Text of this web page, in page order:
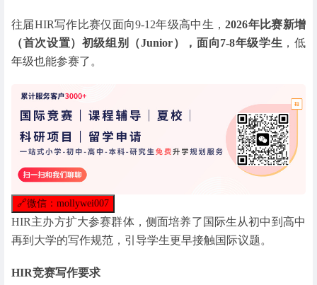
往届HIR写作比赛仅面向9-12年级高中生，2026年比赛新增
（首次设置）初级组别（Junior），面向7-8年级学生 ，低
年级也能参赛了。
🔗微信：mollywei007
HIR主办方扩大参赛群体，侧面培养了国际生从初中到高中
再到大学的写作规范，引导学生更早接触国际议题。
HIR竞赛写作要求